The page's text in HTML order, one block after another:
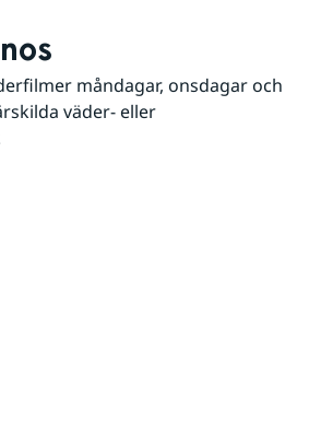
måndagar, onsdagar och
väder- eller